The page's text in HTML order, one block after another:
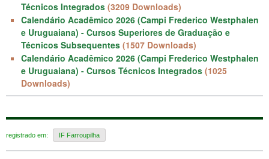
Técnicos Integrados (3209 Downloads)
Calendário Acadêmico 2026 (Campi Frederico Westphalen
e Uruguaiana) - Cursos Superiores de Graduação e
Técnicos Subsequentes (1507 Downloads)
Calendário Acadêmico 2026 (Campi Frederico Westphalen
e Uruguaiana) - Cursos Técnicos Integrados (1025
Downloads)
registrado em: IF Farroupilha